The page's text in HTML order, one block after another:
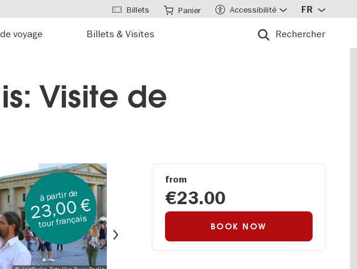
voyage Billets & Visites Rechercher
Billets Panier Accessibilité FR
Visite de
à partir de
23,00 €
tour français
from
€23.00
BOOK NOW